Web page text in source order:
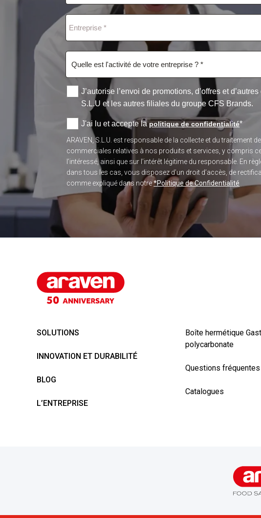
J’autorise l’envoi de promotions, d’offres et
S.L.U et les autres filiales du groupe CFS Brands.
J'ai lu et accepte la politique de confidentialité*
ARAVEN, S.L.U. est responsable de la collecte et du traitement
commerciales relatives à nos produits et services, y compris
l’intéressé, ainsi que sur l’intérêt légitime du responsable. En
dans tous les cas, vous disposez d’un droit d’accès, de
comme expliqué dans notre*Politique de Confidentialité
SOLUTIONS
INNOVATION ET DURABILITÉ
BLOG
L’ENTREPRISE
Boîte hermétique
polycarbonate
Questions fréquentes
Catalogues